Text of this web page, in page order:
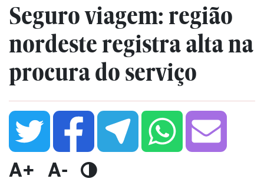
Seguro viagem: região
nordeste registra alta na
procura do serviço
A+ A-